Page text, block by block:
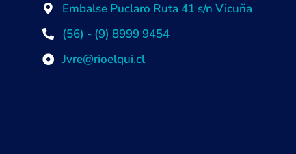
Embalse Puclaro Ruta 41 s/n Vicuña
(56) - (9) 8999 9454
Jvre@rioelqui.cl